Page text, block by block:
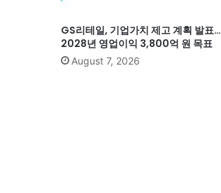
GS리테일, 기업가치 제고 계획 발표…
2028년 영업이익 3,800억 원 목표
August 7, 2026